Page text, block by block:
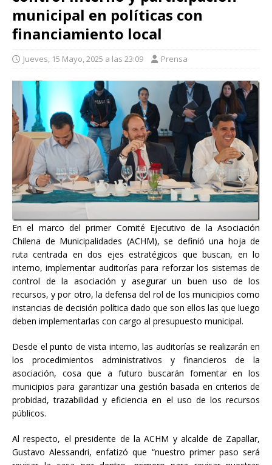
municipal en políticas con
financiamiento local
Jueves, 15 Mayo, 2025 a las 23:09 Prensa
En el marco del primer Comité Ejecutivo de la Asociación
Chilena de Municipalidades (ACHM), se definió una hoja de
ruta centrada en dos ejes estratégicos que buscan, en lo
interno, implementar auditorías para reforzar los sistemas de
control de la asociación y asegurar un buen uso de los
recursos, y por otro, la defensa del rol de los municipios como
instancias de decisión política dado que son ellos las que luego
deben implementarlas con cargo al presupuesto municipal.
Desde el punto de vista interno, las auditorías se realizarán en
los procedimientos administrativos y financieros de la
asociación, cosa que a futuro buscarán fomentar en los
municipios para garantizar una gestión basada en criterios de
probidad, trazabilidad y eficiencia en el uso de los recursos
públicos.
Al respecto, el presidente de la ACHM y alcalde de Zapallar,
Gustavo Alessandri, enfatizó que “nuestro primer paso será